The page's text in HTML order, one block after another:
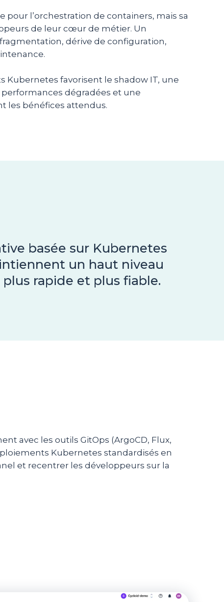
l’orchestration de containers, mais sa
de leur cœur de métier. Un
dérive de configuration,
Kubernetes favorisent le shadow IT, une
dégradées et une
les bénéfices attendus.
basée sur Kubernetes
un haut niveau
rapide et plus fiable.
avec les outils GitOps (ArgoCD, Flux,
Kubernetes standardisés en
et recentrer les développeurs sur la